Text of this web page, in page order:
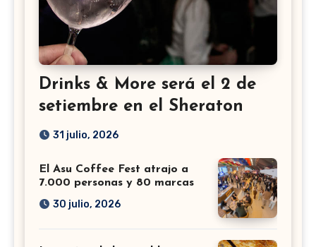
Drinks & More será el 2 de
setiembre en el Sheraton
31 julio, 2026
El Asu Coffee Fest atrajo a
7.000 personas y 80 marcas
30 julio, 2026